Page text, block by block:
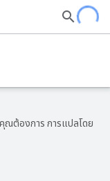
คุณต้องการ การแปลโดย